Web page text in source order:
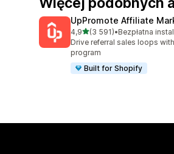
UpPromote Affiliate
4,9na 5 gwiazdek
(3 591)
Łączna liczba recenzji: 3591
•Bezpłatna
Drive referral sales loops
program
Built for Shopify